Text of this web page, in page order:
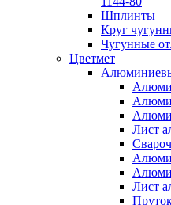
Шплинты
Круг
Чугунные
Цветмет
Лист
Лист